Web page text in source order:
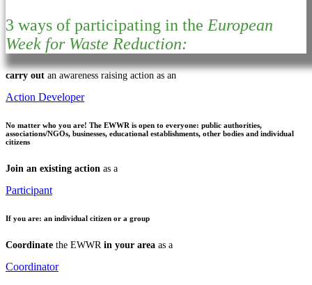
3 ways of participating in theEuropean
Week for Waste Reduction:
carry out an awareness raising action as an
Action Developer
No matter who you are! The EWWR is open to everyone: public authorities,
associations/NGOs, businesses, educational establishments, other bodies and individual
citizens
Join an existing action as a
Participant
If you are: an individual citizen or a group
Coordinate the EWWR in your area as a
Coordinator